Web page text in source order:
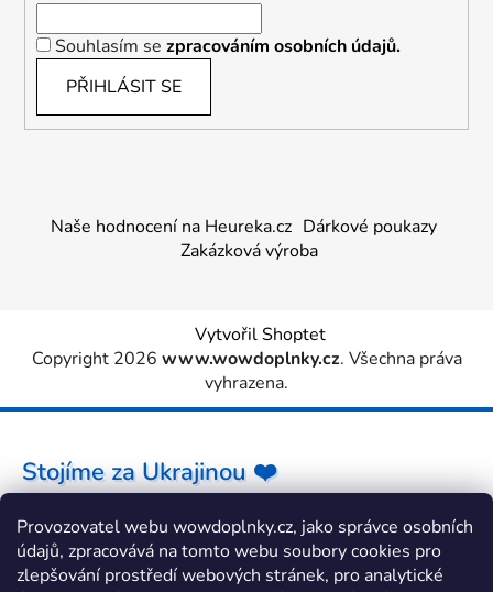
Provozovatel webu wowdoplnky.cz, jako správce osobních
údajů, zpracovává na tomto webu soubory cookies pro
zlepšování prostředí webových stránek, pro analytické
Souhlasím se zpracováním osobních údajů.
PŘIHLÁSIT SE
Naše hodnocení na Heureka.cz Dárkové poukazy
Zakázková výroba
Vytvořil Shoptet
Copyright 2026 www.wowdoplnky.cz. Všechna práva
vyhrazena.
Stojíme za Ukrajinou ❤️
Jak a čím pomoci »